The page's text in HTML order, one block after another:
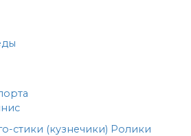
стики (кузнечики) Ролики